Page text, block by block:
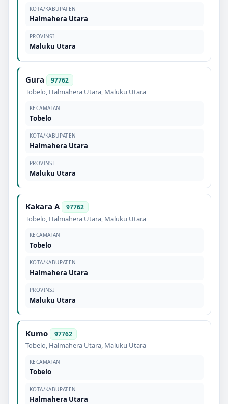
KOTA/KABUPATEN
Halmahera Utara
PROVINSI
Maluku Utara
Gura 97762
Tobelo, Halmahera Utara, Maluku Utara
KECAMATAN
Tobelo
KOTA/KABUPATEN
Halmahera Utara
PROVINSI
Maluku Utara
Kakara A 97762
Tobelo, Halmahera Utara, Maluku Utara
KECAMATAN
Tobelo
KOTA/KABUPATEN
Halmahera Utara
PROVINSI
Maluku Utara
Kumo 97762
Tobelo, Halmahera Utara, Maluku Utara
KECAMATAN
Tobelo
KOTA/KABUPATEN
Halmahera Utara